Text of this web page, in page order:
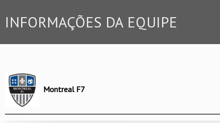
INFORMAÇÕES DA EQUIPE
Montreal F7